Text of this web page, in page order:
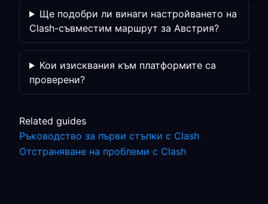
Ще подобри ли винаги настройването на
Clash-съвместим маршрут за Австрия?
Кои изисквания към платформите са
проверени?
Related guides
Ръководство за първи стъпки с Clash
Отстраняване на проблеми с Clash